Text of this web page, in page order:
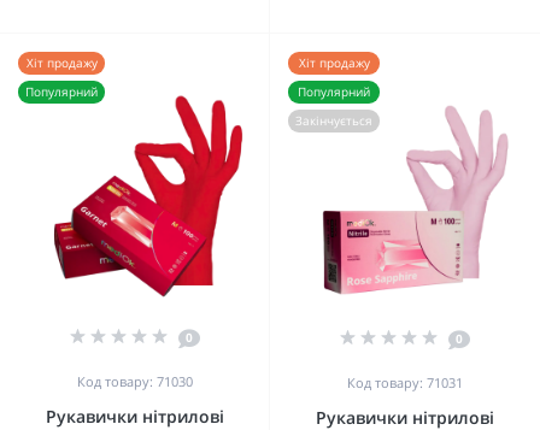
Хіт продажу
Популярний
0
Код товару: 71030
Рукавички нітрилові
Хіт продажу
Популярний
Закінчується
0
Код товару: 71031
Рукавички нітрилові